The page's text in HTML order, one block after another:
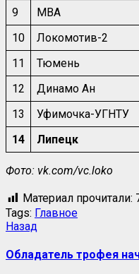
9
МВА
10
Локомотив-2
11
Тюмень
12
Динамо Ан
13
Уфимочка-УГНТУ
14
Липецк
Фото: vk.com/vc.loko
Материал прочитали:
Tags: Главное
Назад
Обладатель трофея